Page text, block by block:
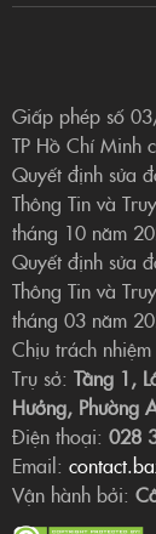
Giấp phép số
TP Hồ Chí Minh
Quyết định sửa
Thông Tin và
tháng 10 năm
Quyết định sửa
Thông Tin và
tháng 03 năm
Chịu trách
Trụ sở: Tầng 1,
Hưởng, Phường
Điện thoại: 028
Email:
Vận hành bởi: